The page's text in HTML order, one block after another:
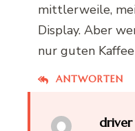
ANTWORTEN
mittlerweile,
Display. Aber
nur guten
driver